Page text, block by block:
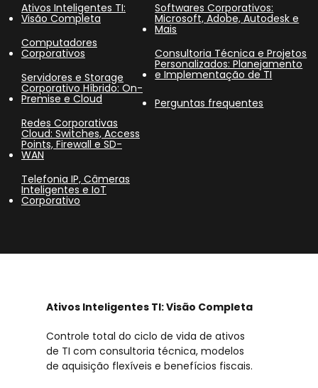
Ativos Inteligentes TI:
Visão Completa
Computadores
Corporativos
Servidores e Storage
Corporativo Híbrido: On-
Premise e Cloud
Redes Corporativas
Cloud: Switches, Access
Points, Firewall e SD-
WAN
Telefonia IP, Câmeras
Inteligentes e IoT
Corporativo
Softwares Corporativos:
Microsoft, Adobe, Autodesk e
Mais
Consultoria Técnica e Projetos
Personalizados: Planejamento
e Implementação de TI
Perguntas frequentes
Ativos Inteligentes TI: Visão Completa
Controle total do ciclo de vida de ativos
de TI com consultoria técnica, modelos
de aquisição flexíveis e benefícios fiscais.